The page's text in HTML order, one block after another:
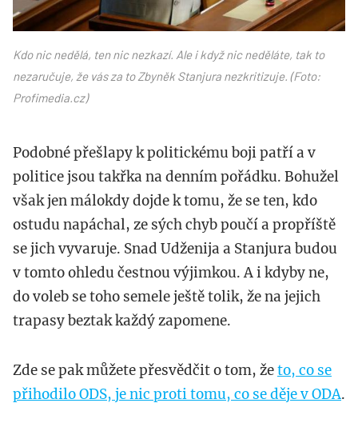
Kdo nic nedělá, ten nic nezkazí. Ale i když nic neděláte, tak to
nezaručuje, že vás za to Zbyněk Stanjura nezkritizuje. (Foto:
Profimedia.cz)
Podobné přešlapy k politickému boji patří a v
politice jsou takřka na denním pořádku. Bohužel
však jen málokdy dojde k tomu, že se ten, kdo
ostudu napáchal, ze sých chyb poučí a propříště
se jich vyvaruje. Snad Udženija a Stanjura budou
v tomto ohledu čestnou výjimkou. A i kdyby ne,
do voleb se toho semele ještě tolik, že na jejich
trapasy beztak každý zapomene.
Zde se pak můžete přesvědčit o tom, žeto, co se
přihodilo ODS, je nic proti tomu, co se děje v ODA.